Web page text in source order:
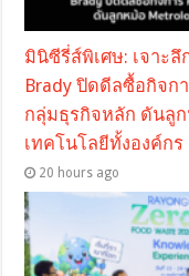
มินิซีรี่ส์พิเศษ: เจาะ
Brady ปิดดีลซื้อกิจก
กลุ่มธุรกิจหลัก ดันลู
เทคโนโลยีทั้งองค์กร
20 hours ago